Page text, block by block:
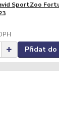
SportZoo
Přidat do